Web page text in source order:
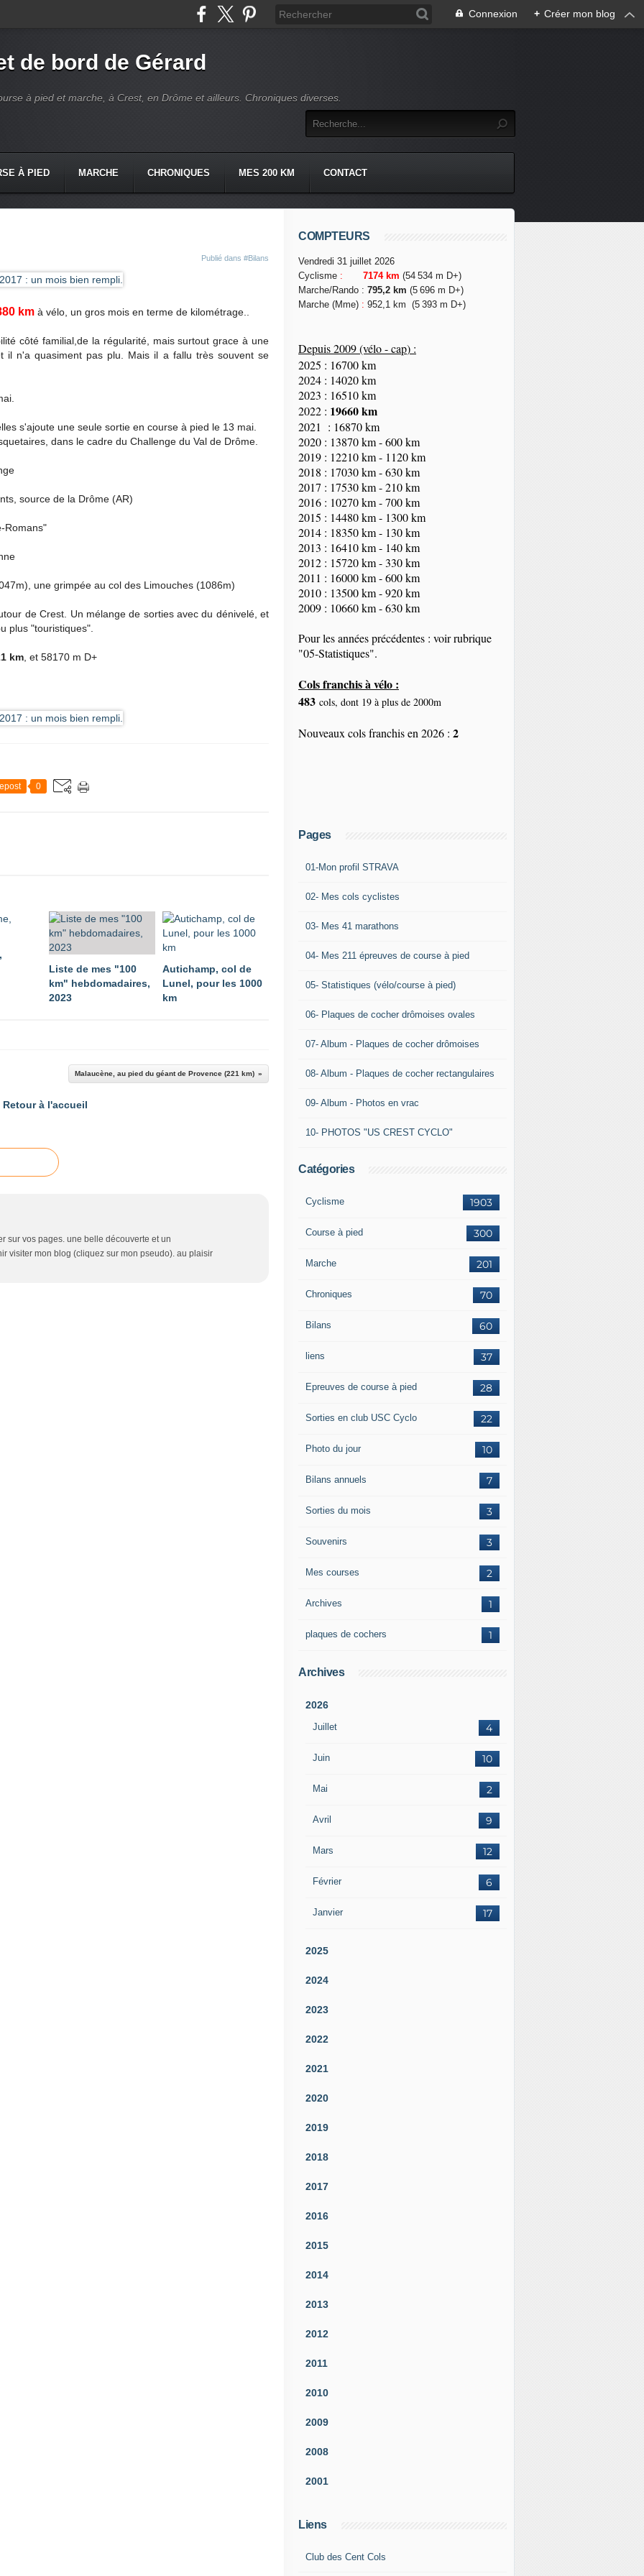
Connexion + Créer mon blog
de bord de Gérard
à pied et marche, à Crest, en Drôme et ailleurs. Chroniques diverses.
À PIED MARCHE CHRONIQUES MES 200 KM CONTACT
Publié dans #Bilans
km à vélo, un gros mois en terme de kilométrage..
côté familial,de la régularité, mais surtout grace à une
il n'a quasiment pas plu. Mais il a fallu très souvent se
s'ajoute une seule sortie en course à pied le 13 mai.
dans le cadre du Challenge du Val de Drôme.
source de la Drôme (AR)
Romans"
une grimpée au col des Limouches (1086m)
de Crest. Un mélange de sorties avec du dénivelé, et
plus "touristiques".
km , et 58170 m D+
0
Liste de mes "100
km" hebdomadaires,
2023
Autichamp, col de
Lunel, pour les 1000
km
Malaucène, au pied du géant de Provence (221 km)
Retour à l'accueil
sur vos pages. une belle découverte et un
visiter mon blog (cliquez sur mon pseudo). au plaisir
COMPTEURS
Vendredi 31 juillet 2026
Cyclisme : 7174 km (54 534 m D+)
Marche/Rando : 795,2 km (5 696 m D+)
Marche (Mme) : 952,1 km (5 393 m D+)
Depuis 2009 (vélo - cap) :
2025 : 16700 km
2024 : 14020 km
2023 : 16510 km
2022 : 19660 km
2021 : 16870 km
2020 : 13870 km - 600 km
2019 : 12210 km - 1120 km
2018 : 17030 km - 630 km
2017 : 17530 km - 210 km
2016 : 10270 km - 700 km
2015 : 14480 km - 1300 km
2014 : 18350km- 130 km
2013 : 16410 km - 140 km
2012 : 15720 km - 330 km
2011 : 16000 km - 600 km
2010 : 13500 km - 920 km
2009 : 10660 km - 630 km
Pour les années précédentes : voir rubrique
"05-Statistiques".
Cols franchis à vélo :
483 cols, dont 19 à plus de 2000m
Nouveaux cols franchis en 2026 : 2
Pages
01-Mon profil STRAVA
02- Mes cols cyclistes
03- Mes 41 marathons
04- Mes 211 épreuves de course à pied
05- Statistiques (vélo/course à pied)
06- Plaques de cocher drômoises ovales
07- Album - Plaques de cocher drômoises
08- Album - Plaques de cocher rectangulaires
09- Album - Photos en vrac
10- PHOTOS "US CREST CYCLO"
Catégories
1903
Cyclisme
300
Course à pied
201
Marche
70
Chroniques
60
Bilans
37
liens
28
Epreuves de course à pied
22
Sorties en club USC Cyclo
10
Photo du jour
7
Bilans annuels
3
Sorties du mois
3
Souvenirs
2
Mes courses
1
Archives
1
plaques de cochers
Archives
2026
Juillet 4
Juin 10
Mai 2
Avril 9
Mars 12
Février 6
Janvier 17
2025
2024
2023
2022
2021
2020
2019
2018
2017
2016
2015
2014
2013
2012
2011
2010
2009
2008
2001
Liens
Club des Cent Cols